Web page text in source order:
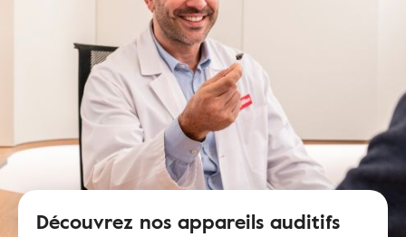
Découvrez nos appareils auditifs